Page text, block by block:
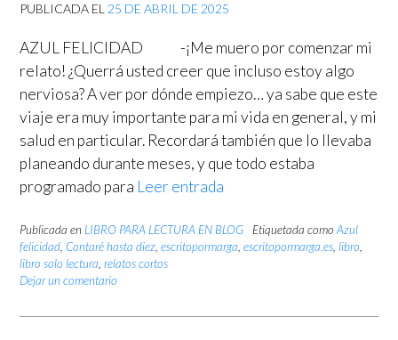
PUBLICADA EL 25 DE ABRIL DE 2025
AZUL FELICIDAD -¡Me muero por comenzar mi
relato! ¿Querrá usted creer que incluso estoy algo
nerviosa? A ver por dónde empiezo… ya sabe que este
viaje era muy importante para mi vida en general, y mi
salud en particular. Recordará también que lo llevaba
planeando durante meses, y que todo estaba
programado para Leer entrada
Publicada en LIBRO PARA LECTURA EN BLOG Etiquetada comoAzul
felicidad, Contaré hasta diez, escritopormarga, escritopormarga.es, libro,
libro solo lectura, relatos cortos
Dejar un comentario